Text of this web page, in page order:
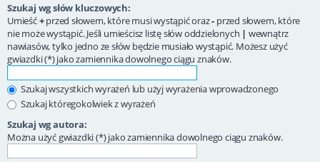
Szukaj wg słów kluczowych:
Umieść+przed słowem, które musi wystąpić oraz- przed słowem, które
nie może wystąpić. Jeśli umieścisz listę słów oddzielonych | wewnątrz
nawiasów, tylko jedno ze słów będzie musiało wystąpić. Możesz użyć
gwiazdki (*) jako zamiennika dowolnego ciągu znaków.
Szukaj wszystkich wyrażeń lub użyj wyrażenia wprowadzonego
Szukaj któregokolwiek z wyrażeń
Szukaj wg autora:
Można użyć gwiazdki (*) jako zamiennika dowolnego ciągu znaków.